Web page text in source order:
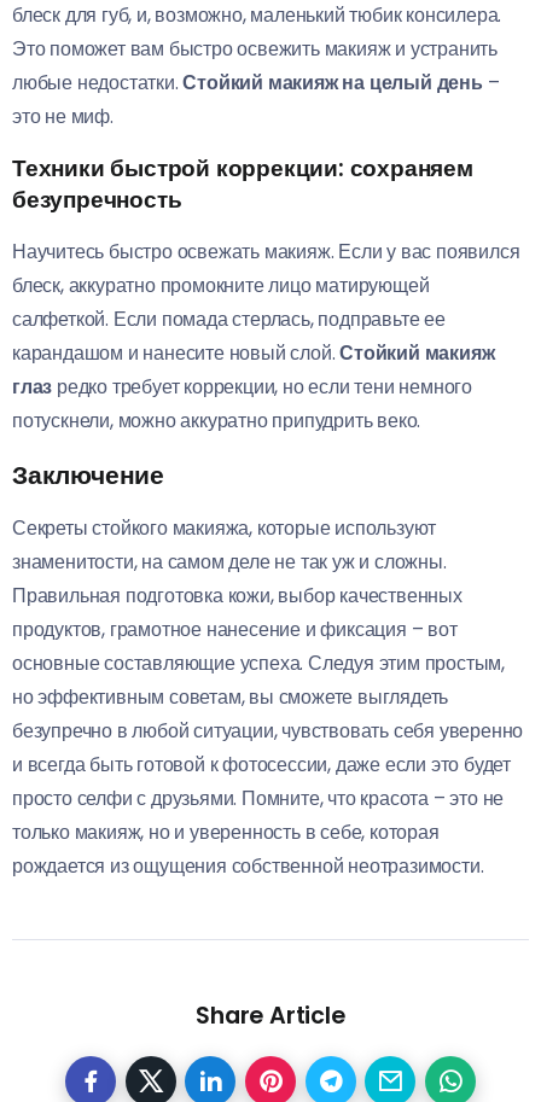
блеск для губ, и, возможно, маленький тюбик консилера.
Это поможет вам быстро освежить макияж и устранить
любые недостатки.Стойкий макияж на целый день –
это не миф.
Техники быстрой коррекции: сохраняем
безупречность
Научитесь быстро освежать макияж. Если у вас появился
блеск, аккуратно промокните лицо матирующей
салфеткой. Если помада стерлась, подправьте ее
карандашом и нанесите новый слой.Стойкий макияж
глаз редко требует коррекции, но если тени немного
потускнели, можно аккуратно припудрить веко.
Заключение
Секреты стойкого макияжа, которые используют
знаменитости, на самом деле не так уж и сложны.
Правильная подготовка кожи, выбор качественных
продуктов, грамотное нанесение и фиксация – вот
основные составляющие успеха. Следуя этим простым,
но эффективным советам, вы сможете выглядеть
безупречно в любой ситуации, чувствовать себя уверенно
и всегда быть готовой к фотосессии, даже если это будет
просто селфи с друзьями. Помните, что красота – это не
только макияж, но и уверенность в себе, которая
рождается из ощущения собственной неотразимости.
Share Article